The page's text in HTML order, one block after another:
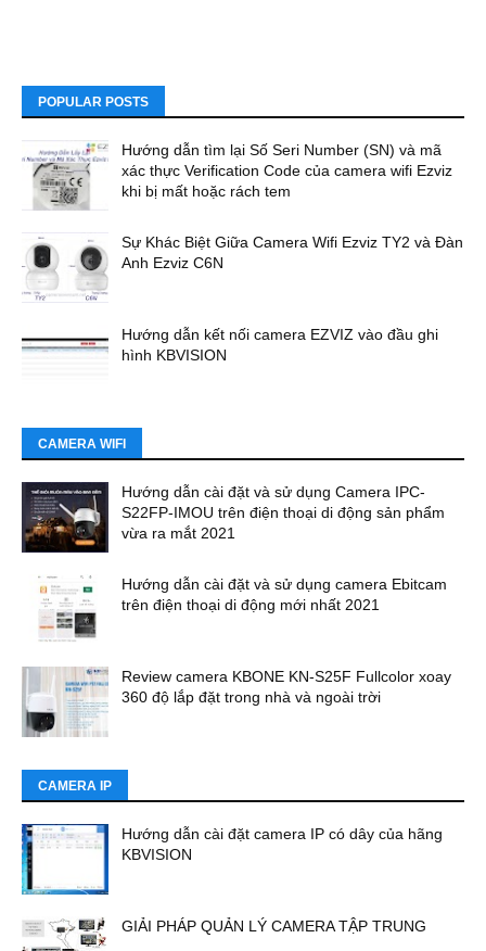
POPULAR POSTS
Hướng dẫn tìm lại Số Seri Number (SN) và mã
xác thực Verification Code của camera wifi Ezviz
khi bị mất hoặc rách tem
Sự Khác Biệt Giữa Camera Wifi Ezviz TY2 và Đàn
Anh Ezviz C6N
Hướng dẫn kết nối camera EZVIZ vào đầu ghi
hình KBVISION
CAMERA WIFI
Hướng dẫn cài đặt và sử dụng Camera IPC-
S22FP-IMOU trên điện thoại di động sản phẩm
vừa ra mắt 2021
Hướng dẫn cài đặt và sử dụng camera Ebitcam
trên điện thoại di động mới nhất 2021
Review camera KBONE KN-S25F Fullcolor xoay
360 độ lắp đặt trong nhà và ngoài trời
CAMERA IP
Hướng dẫn cài đặt camera IP có dây của hãng
KBVISION
GIẢI PHÁP QUẢN LÝ CAMERA TẬP TRUNG